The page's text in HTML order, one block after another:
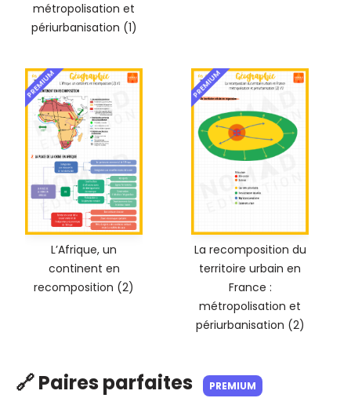
métropolisation et
périurbanisation (1)
PREMIUM
L’Afrique, un
continent en
recomposition (2)
PREMIUM
La recomposition du
territoire urbain en
France :
métropolisation et
périurbanisation (2)
🔗 Paires parfaites PREMIUM